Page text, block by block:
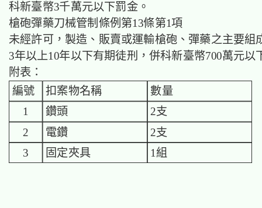
科新臺幣3千萬元以下罰金。
槍砲彈藥刀械管制條例第13條第1項
未經許可，製造、販賣或運輸槍砲、彈藥之主要組
3年以上10年以下有期徒刑，併科新臺幣700萬元以
附表：
編號
扣案物名稱 數量
1 鑽頭 2支
2 電鑽 2支
3 固定夾具 1組